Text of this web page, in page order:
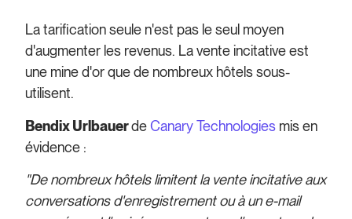
La tarification seule n'est pas le seul moyen
d'augmenter les revenus. La vente incitative est
une mine d'or que de nombreux hôtels sous-
utilisent.
Bendix UrlbauerdeCanary Technologies mis en
évidence :
"De nombreux hôtels limitent la vente incitative aux
conversations d'enregistrement ou à un e-mail